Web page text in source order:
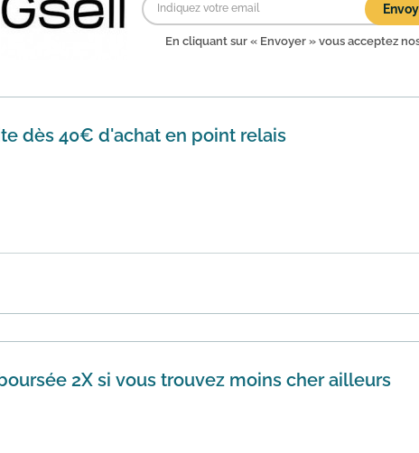
En cliquant sur « Envoyer » vous acceptez
dès 40€ d'achat en point relais
de sacs Gsell vous profitez de la livraison gratuite en
2X si vous trouvez moins cher ailleurs